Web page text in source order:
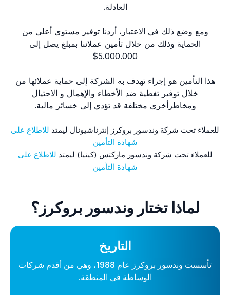
العادلة.
ومع وضع ذلك في الاعتبار، أردنا توفير مستوى أعلى من
الحماية وذلك من خلال تأمين عملائنا بمبلغ يصل إلى
5.000.000$
هذا التأمين هو إجراء تهدف به الشركة إلى حماية عملائها من
خلال توفير تغطية ضد الأخطاء والإهمال و الاحتيال
ومخاطرأخرى مختلفة قد تؤدي إلى خسائر مالية.
للعملاء تحت شركة وندسور بروكرز إنترناشيونال ليمتد للاطلاع على
شهادة التأمين
للعملاء تحت شركة وندسور ماركتس (كينيا) ليمتد للاطلاع على
شهادة التأمين
لماذا تختار وندسور بروكرز؟
التاريخ
تأسست وندسور بروكرز عام 1988، وهي من أقدم شركات
الوساطة في المنطقة.